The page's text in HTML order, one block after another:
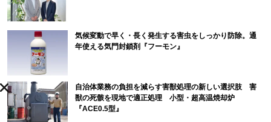
気候変動で早く・長く発生する害虫をしっかり防除。通
年使える気門封鎖剤『フーモン』
自治体業務の負担を減らす害獣処理の新しい選択肢 害
獣の死骸を現地で適正処理 小型・超高温焼却炉
『ACE0.5型』